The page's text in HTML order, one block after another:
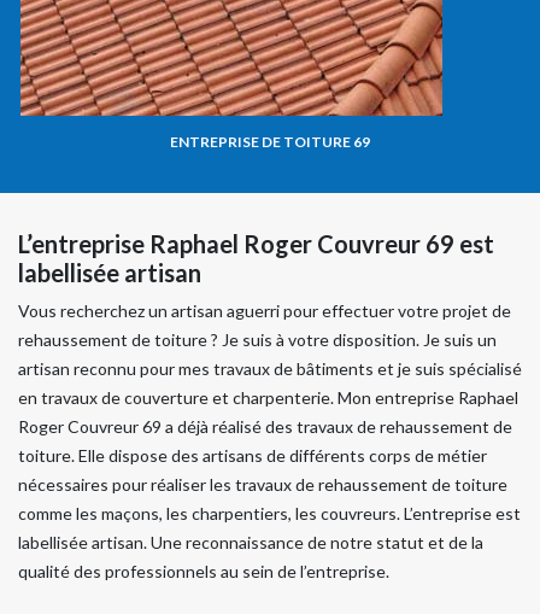
ENTREPRISE DE TOITURE 69
L’entreprise Raphael Roger Couvreur 69 est
labellisée artisan
Vous recherchez un artisan aguerri pour effectuer votre projet de
rehaussement de toiture ? Je suis à votre disposition. Je suis un
artisan reconnu pour mes travaux de bâtiments et je suis spécialisé
en travaux de couverture et charpenterie. Mon entreprise Raphael
Roger Couvreur 69 a déjà réalisé des travaux de rehaussement de
toiture. Elle dispose des artisans de différents corps de métier
nécessaires pour réaliser les travaux de rehaussement de toiture
comme les maçons, les charpentiers, les couvreurs. L’entreprise est
labellisée artisan. Une reconnaissance de notre statut et de la
qualité des professionnels au sein de l’entreprise.